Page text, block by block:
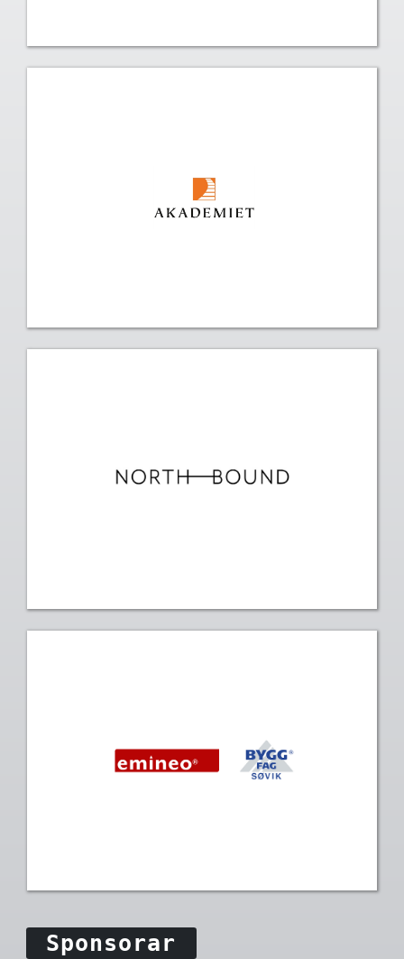
Sponsorar